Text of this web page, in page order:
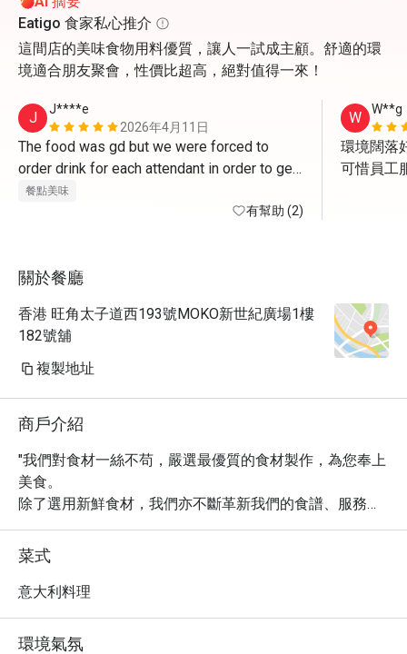
Eatigo 食家私心推介
這間店的美味食物用料優質，讓人一試成主顧。舒適的環
境適合朋友聚會，性價比超高，絕對值得一來！
J
J****e
2026年4月11日
The food was gd but we were forced to
order drink for each attendant in order to get
the deal. And of course the drink is NOT
applicable for discount. The waiter asked us
餐點美味
有幫助 (2)
W W**g
環境闊落
可惜員工
關於餐廳
香港 旺角太子道西193號MOKO新世紀廣場1樓
182號舖
複製地址
商戶介紹
"我們對食材一絲不苟，嚴選最優質的食材製作，為您奉上
美食。
除了選用新鮮食材，我們亦不斷革新我們的食譜、服務和
室內裝潢，務求為您提供最佳餐飲體驗。
我們致力為您提供美食和製造難忘時光，自1965年至今從
未變改。"
菜式
意大利料理
環境氣氛